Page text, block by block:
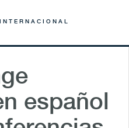
INTERNACIONAL
español